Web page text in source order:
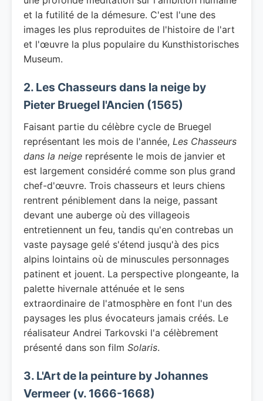
et la futilité de la démesure. C'est l'une des
images les plus reproduites de l'histoire de l'art
et l'œuvre la plus populaire du Kunsthistorisches
Museum.
2. Les Chasseurs dans la neige by
Pieter Bruegel l'Ancien (1565)
Faisant partie du célèbre cycle de Bruegel
représentant les mois de l'année, Les Chasseurs
dans la neige représente le mois de janvier et
est largement considéré comme son plus grand
chef-d'œuvre. Trois chasseurs et leurs chiens
rentrent péniblement dans la neige, passant
devant une auberge où des villageois
entretiennent un feu, tandis qu'en contrebas un
vaste paysage gelé s'étend jusqu'à des pics
alpins lointains où de minuscules personnages
patinent et jouent. La perspective plongeante, la
palette hivernale atténuée et le sens
extraordinaire de l'atmosphère en font l'un des
paysages les plus évocateurs jamais créés. Le
réalisateur Andrei Tarkovski l'a célèbrement
présenté dans son film Solaris.
3. L'Art de la peinture by Johannes
Vermeer (v. 1666-1668)